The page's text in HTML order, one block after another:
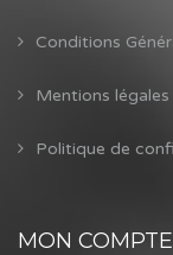
Conditions
Mentions légales
Politique de
MON COMPTE